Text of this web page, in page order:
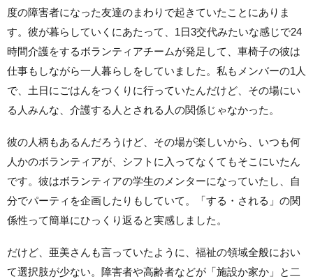
度の障害者になった友達のまわりで起きていたことにありま
す。彼が暮らしていくにあたって、1日3交代みたいな感じで24
時間介護をするボランティアチームが発足して、車椅子の彼は
仕事もしながら一人暮らしをしていました。私もメンバーの1人
で、土日にごはんをつくりに行っていたんだけど、その場にい
る人みんな、介護する人とされる人の関係じゃなかった。
彼の人柄もあるんだろうけど、その場が楽しいから、いつも何
人かのボランティアが、シフトに入ってなくてもそこにいたん
です。彼はボランティアの学生のメンターになっていたし、自
分でパーティを企画したりもしていて。「する・される」の関
係性って簡単にひっくり返ると実感しました。
だけど、亜美さんも言っていたように、福祉の領域全般におい
て選択肢が少ない。障害者や高齢者などが「施設か家か」と二